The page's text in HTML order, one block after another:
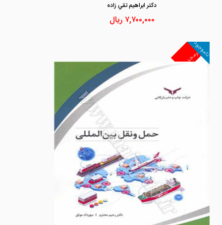
دكتر ابراهيم تقي زاده
۷,۷۰۰,۰۰۰ ریال
غیرمجد
ناموجود